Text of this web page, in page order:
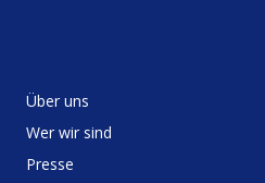
Über uns
Wer wir sind
Presse